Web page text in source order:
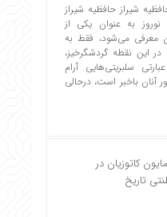
شیراز حافظیه‌ شیراز
به عنوان یکی از
معرفی می‌شود، فقط به
این نقطه گردشگرخیز،
سلبریتی‌هایی آرام
آنان باخبر است، درحالی
کاتوزیان در
تاریخ